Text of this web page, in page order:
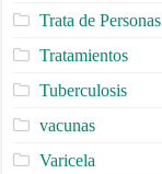
Trata de Personas
Tratamientos
Tuberculosis
vacunas
Varicela